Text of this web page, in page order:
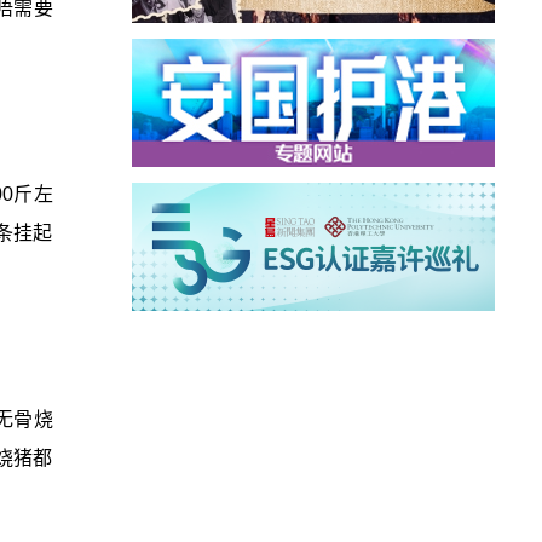
需要
斤左
挂起
骨烧
猪都